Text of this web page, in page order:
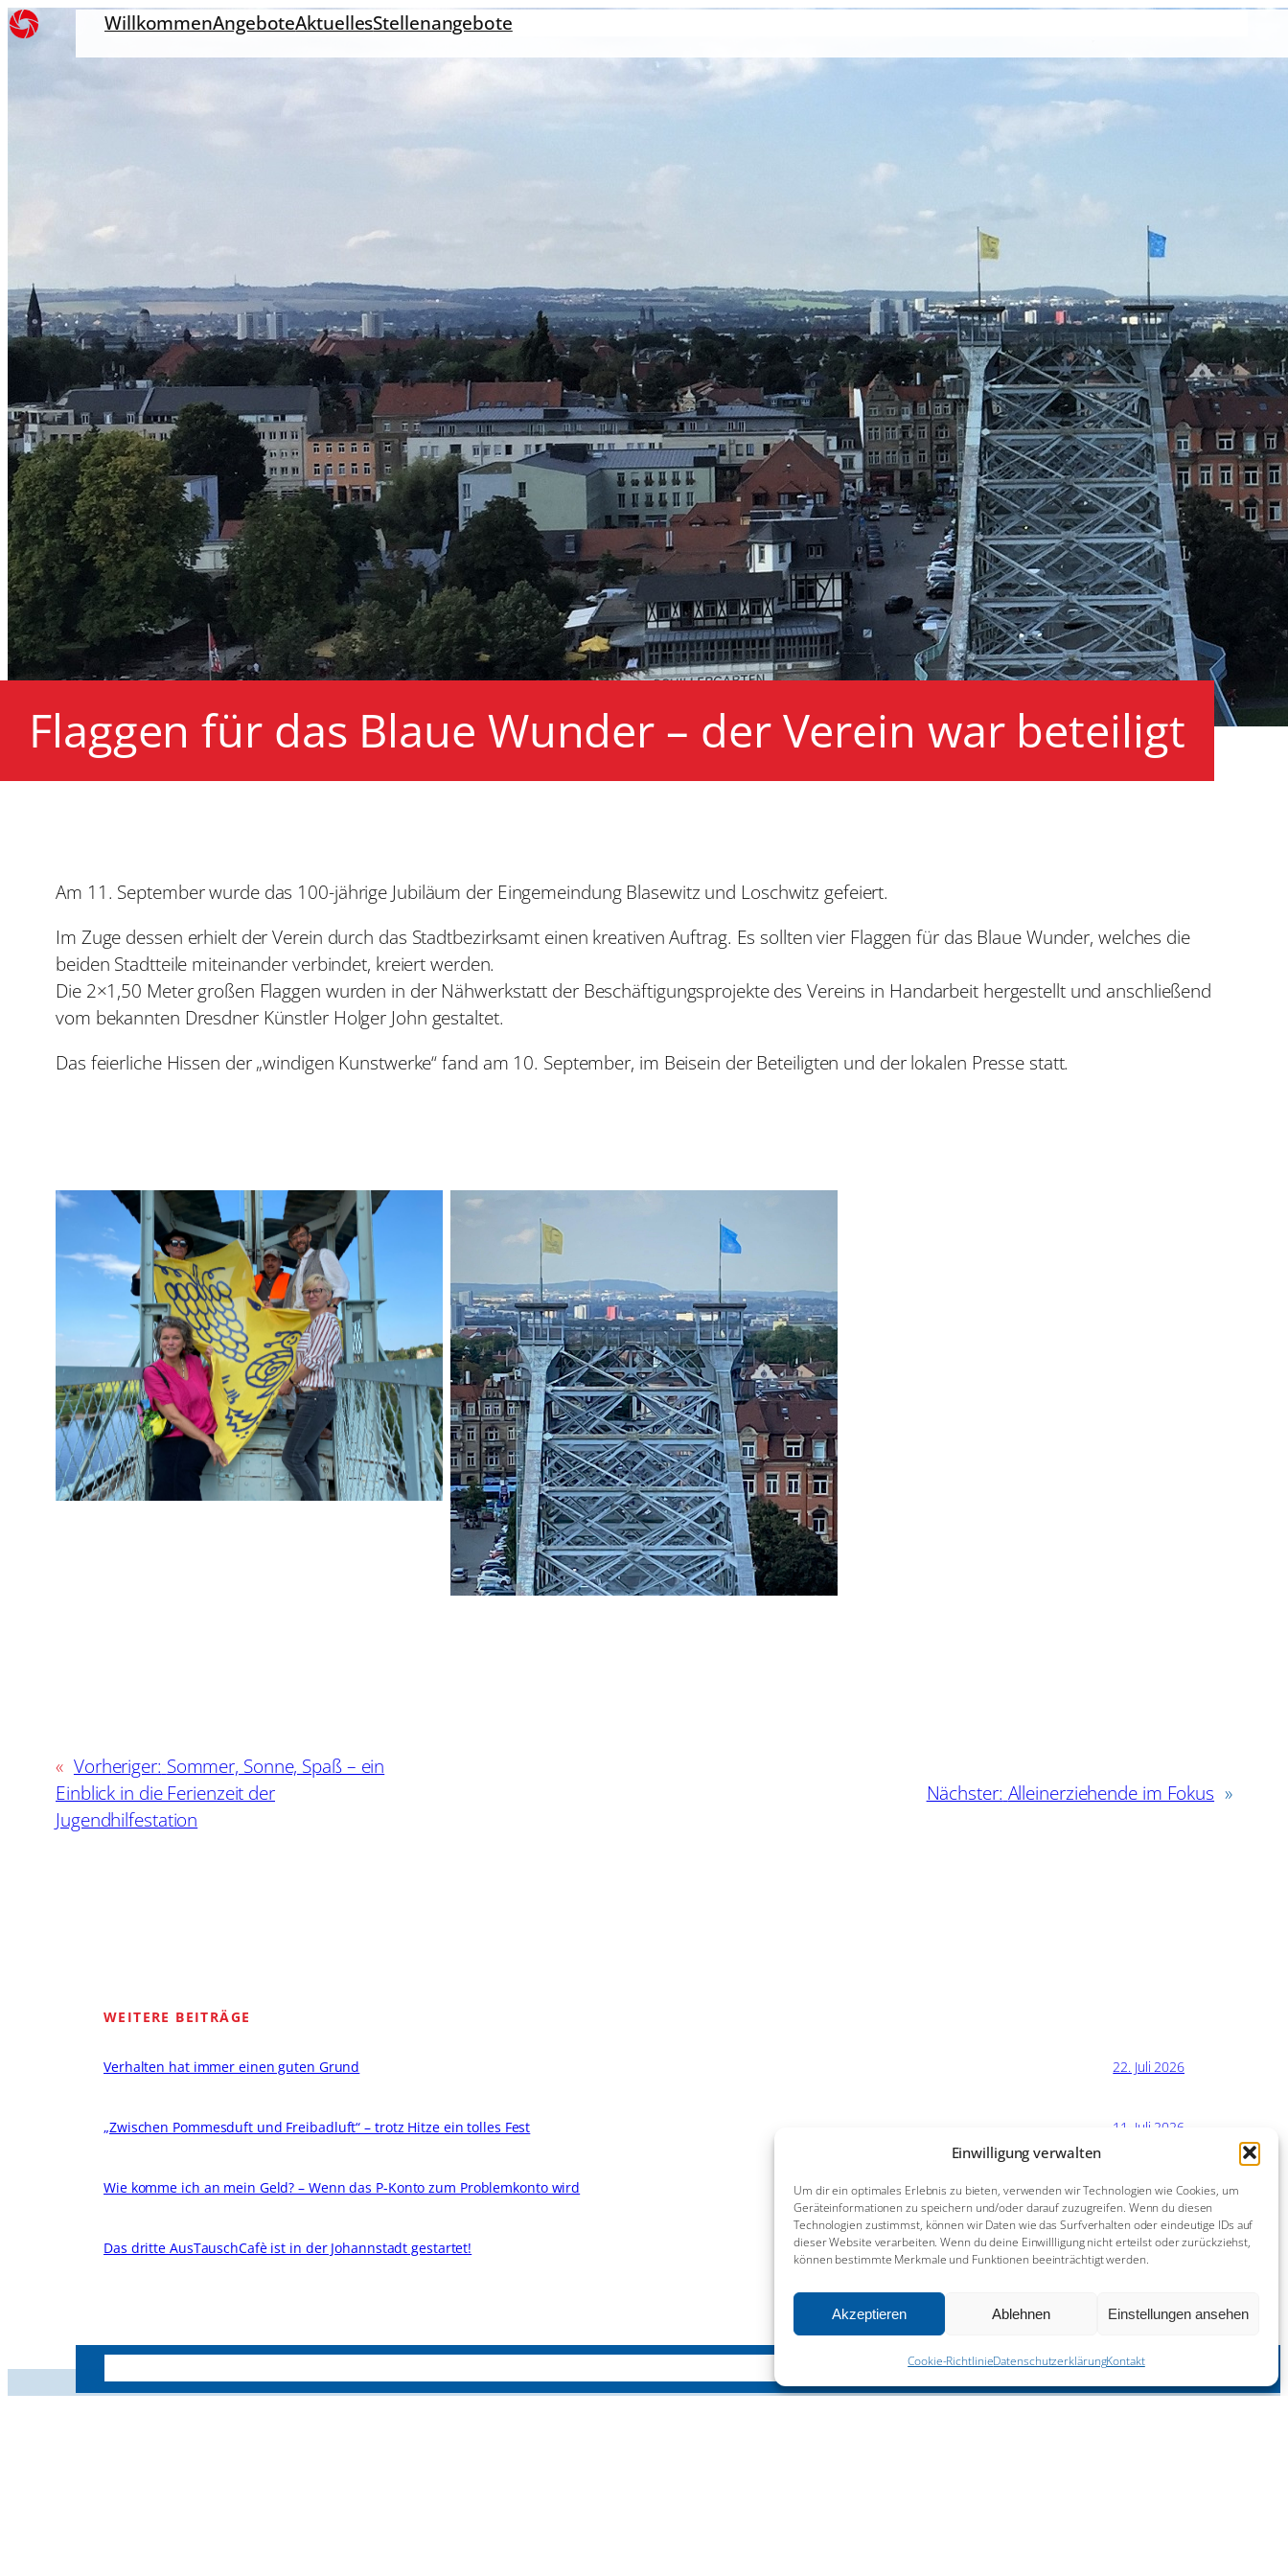
Einwilligung verwalten
Um dir ein optimales Erlebnis zu bieten, verwenden wir Technologien wie Cookies, um
Geräteinformationen zu speichern und/oder darauf zuzugreifen. Wenn du diesen
Technologien zustimmst, können wir Daten wie das Surfverhalten oder eindeutige IDs auf
dieser Website verarbeiten. Wenn du deine Einwillligung nicht erteilst oder zurückziehst,
können bestimmte Merkmale und Funktionen beeinträchtigt werden.
Akzeptieren Ablehnen Einstellungen ansehen
Cookie-RichtlinieDatenschutzerklärungKontakt
WillkommenAngeboteAktuellesStellenangebote
Flaggen für das Blaue Wunder – der Verein war beteiligt
Am 11. September wurde das 100-jährige Jubiläum der Eingemeindung Blasewitz und Loschwitz gefeiert.
Im Zuge dessen erhielt der Verein durch das Stadtbezirksamt einen kreativen Auftrag. Es sollten vier Flaggen für das Blaue Wunder, welches die
beiden Stadtteile miteinander verbindet, kreiert werden.
Die 2×1,50 Meter großen Flaggen wurden in der Nähwerkstatt der Beschäftigungsprojekte des Vereins in Handarbeit hergestellt und anschließend
vom bekannten Dresdner Künstler Holger John gestaltet.
Das feierliche Hissen der „windigen Kunstwerke“ fand am 10. September, im Beisein der Beteiligten und der lokalen Presse statt.
« Vorheriger: Sommer, Sonne, Spaß – ein
Einblick in die Ferienzeit der
Jugendhilfestation
Nächster: Alleinerziehende im Fokus »
WEITERE BEITRÄGE
Verhalten hat immer einen guten Grund 22. Juli 2026
„Zwischen Pommesduft und Freibadluft“ – trotz Hitze ein tolles Fest 11. Juli 2026
Wie komme ich an mein Geld? – Wenn das P-Konto zum Problemkonto wird 21. Juni 2026
Das dritte AusTauschCafè ist in der Johannstadt gestartet! 14. Juni 2026